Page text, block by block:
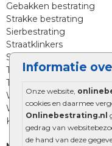
Informatie
Onze website,
cookies en daarmee
Onlinebestrating.nl
gedrag van
de hand van deze
Gebakken bestrating
Strakke bestrating
Sierbestrating
Straatklinkers
Straatstenen
Trommelstenen
Tuinstenen
Waalformaat
Wildverband bestrating
Kingstones